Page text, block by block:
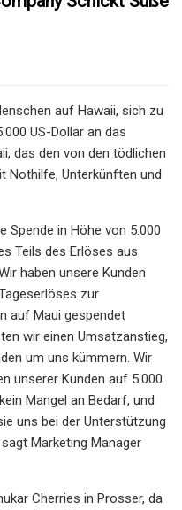
auf Hawaii, sich zu
US-Dollar an das
das den von den tödlichen
Nothilfe, Unterkünften und
Spende in Höhe von 5.000
Teils des Erlöses aus
haben unsere Kunden
zur
auf Maui gespendet
wir einen Umsatzanstieg,
um uns kümmern. Wir
unserer Kunden auf 5.000
Mangel an Bedarf, und
uns bei der Unterstützung
Marketing Manager
Cherries in Prosser, da